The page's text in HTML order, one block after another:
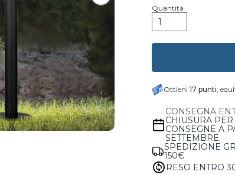
Quantità
Ottieni 17 punti,
CONSEGNA
CHIUSURA PER
CONSEGNE A
SETTEMBRE.
SPEDIZIONE
150€
RESO ENTRO